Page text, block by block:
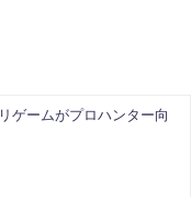
ゲームがプロハンター向